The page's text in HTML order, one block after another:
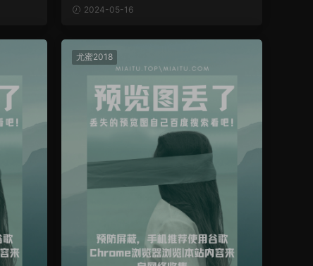
2024-05-16
尤蜜2018